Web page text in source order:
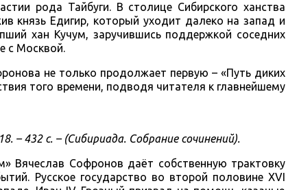
рода Тайбуги. В столице Сибирского ханства
князь Едигир, который уходит далеко на запад и
хан Кучум, заручившись поддержкой соседних
с Москвой.
не только продолжает первую – «Путь диких
того времени, подводя читателя к главнейшему
– 432 с. – (Сибириада. Собрание сочинений).
Вячеслав Софронов даёт собственную трактовку
Русское государство во второй половине XVI